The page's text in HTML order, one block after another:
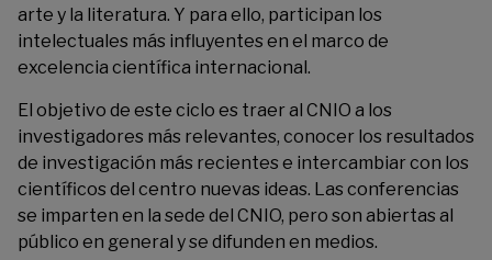
arte y la literatura. Y para ello, participan los
intelectuales más influyentes en el marco de
excelencia científica internacional.
El objetivo de este ciclo es traer al CNIO a los
investigadores más relevantes, conocer los resultados
de investigación más recientes e intercambiar con los
científicos del centro nuevas ideas. Las conferencias
se imparten en la sede del CNIO, pero son abiertas al
público en general y se difunden en medios.